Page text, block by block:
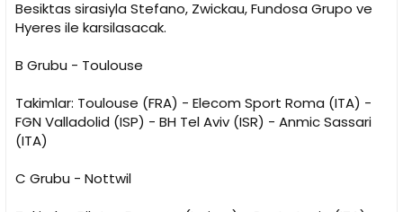
Besiktas sirasiyla Stefano, Zwickau, Fundosa Grupo ve
Hyeres ile karsilasacak.
B Grubu - Toulouse
Takimlar: Toulouse (FRA) - Elecom Sport Roma (ITA) -
FGN Valladolid (ISP) - BH Tel Aviv (ISR) - Anmic Sassari
(ITA)
C Grubu - Nottwil